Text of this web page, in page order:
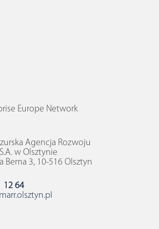
Europe Network
Agencja Rozwoju
w Olsztynie
Bema 3, 10-516 Olsztyn
12 64